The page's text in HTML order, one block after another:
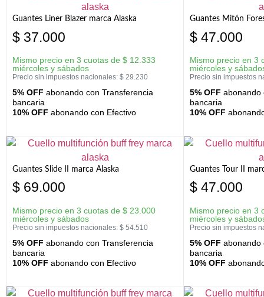
Guantes Liner Blazer marca Alaska
$ 37.000
Mismo precio en 3 cuotas de $ 12.333
miércoles y sábados
Precio sin impuestos nacionales: $ 29.230
5% OFF abonando con Transferencia
bancaria
10% OFF abonando con Efectivo
Guantes Mitón
$ 47.000
Mismo precio en 3
miércoles y
Precio sin impuestos
5% OFF abonando
bancaria
10% OFF
Guantes Slide II marca Alaska
$ 69.000
Mismo precio en 3 cuotas de $ 23.000
miércoles y sábados
Precio sin impuestos nacionales: $ 54.510
5% OFF abonando con Transferencia
bancaria
10% OFF abonando con Efectivo
Guantes Tour II
$ 47.000
Mismo precio en 3
miércoles y
Precio sin impuestos
5% OFF abonando
bancaria
10% OFF